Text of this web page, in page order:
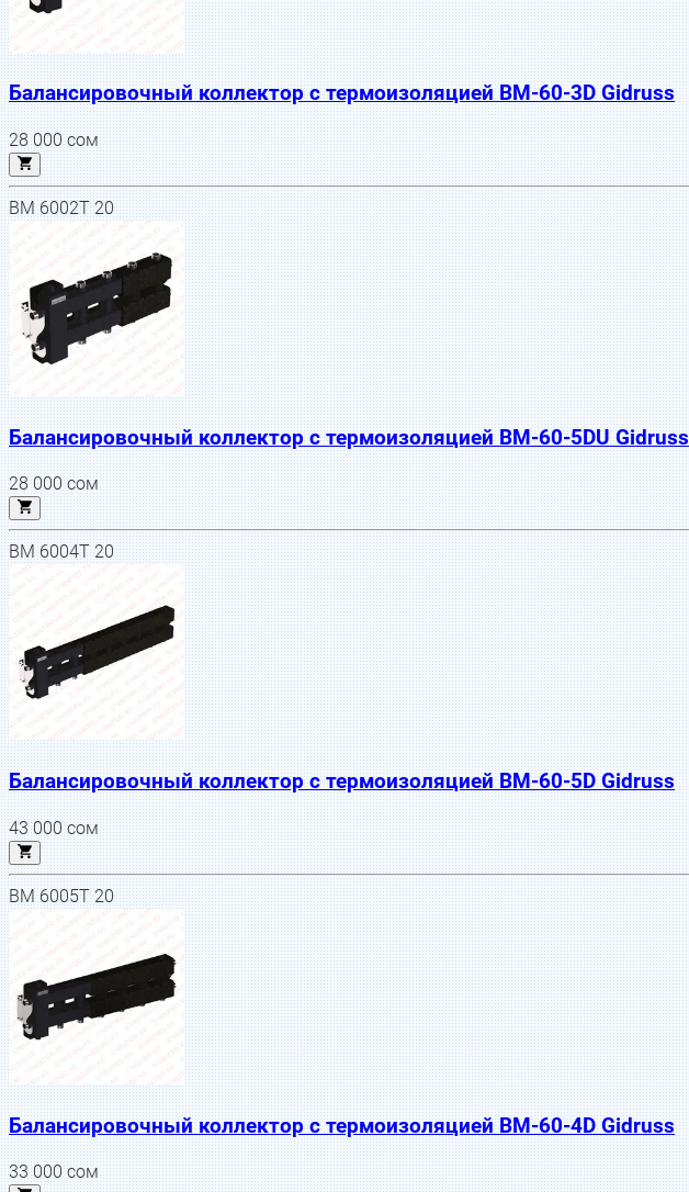
Балансировочный коллектор с термоизоляцией BM-60-3D Gidruss
28 000сом
BM 6002T 20
Балансировочный коллектор с термоизоляцией BM-60-5DU Gidruss
28 000сом
BM 6004T 20
Балансировочный коллектор с термоизоляцией BM-60-5D Gidruss
43 000сом
BM 6005T 20
Балансировочный коллектор с термоизоляцией BM-60-4D Gidruss
33 000сом